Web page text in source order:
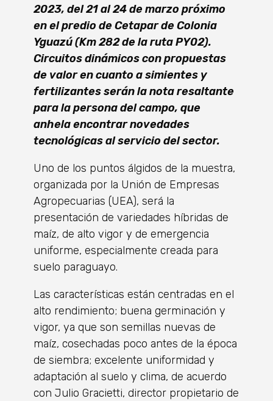
2023, del 21 al 24 de marzo próximo
en el predio de Cetapar de Colonia
Yguazú (Km 282 de la ruta PY02).
Circuitos dinámicos con propuestas
de valor en cuanto a simientes y
fertilizantes serán la nota resaltante
para la persona del campo, que
anhela encontrar novedades
tecnológicas al servicio del sector.
Uno de los puntos álgidos de la muestra,
organizada por la Unión de Empresas
Agropecuarias (UEA), será la
presentación de variedades híbridas de
maíz, de alto vigor y de emergencia
uniforme, especialmente creada para
suelo paraguayo.
Las características están centradas en el
alto rendimiento; buena germinación y
vigor, ya que son semillas nuevas de
maíz, cosechadas poco antes de la época
de siembra; excelente uniformidad y
adaptación al suelo y clima, de acuerdo
con Julio Gracietti, director propietario de